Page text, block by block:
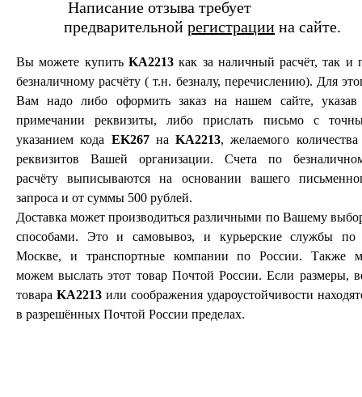
Написание отзыва требует
предварительной регистрации на сайте.
Вы можете купить KA2213как за наличный расчёт, так и
безналичному расчёту ( т.н. безналу, перечислению). Для
Вам надо либо оформить заказ на нашем сайте,
примечании реквизиты, либо прислать письмо с
указанием кода EK267наKA2213, желаемого
реквизитов Вашей организации. Счета по
расчёту выписываются на основании вашего
запроса и от суммы 500 рублей.
Доставка может производиться различными по Вашему
способами. Это и самовывоз, и курьерские службы по
Москве, и транспортные компании по России. Также
можем выслать этот товар Почтой России. Если размеры,
товара KA2213 или соображения удароустойчивости
в разрешённых Почтой России пределах.